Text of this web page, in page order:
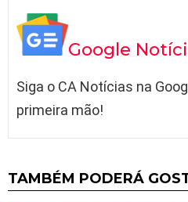
Google
Siga o CA Notícias na
primeira mão!
TAMBÉM PODERÁ